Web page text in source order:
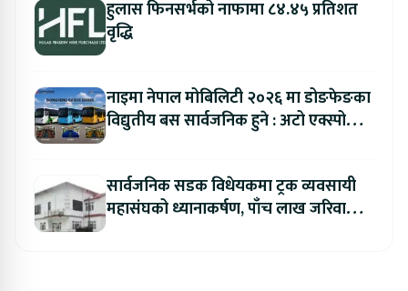
हुलास फिनसर्भको नाफामा ८४.४५ प्रतिशत
वृद्धि
नाइमा नेपाल मोबिलिटी २०२६ मा डोङफेङका
विद्युतीय बस सार्वजनिक हुने : अटो एक्स्पोमा
सार्वजनिक सडक विधेयकमा ट्रक व्यवसायी
महासंघको ध्यानाकर्षण, पाँच लाख जरिवाना